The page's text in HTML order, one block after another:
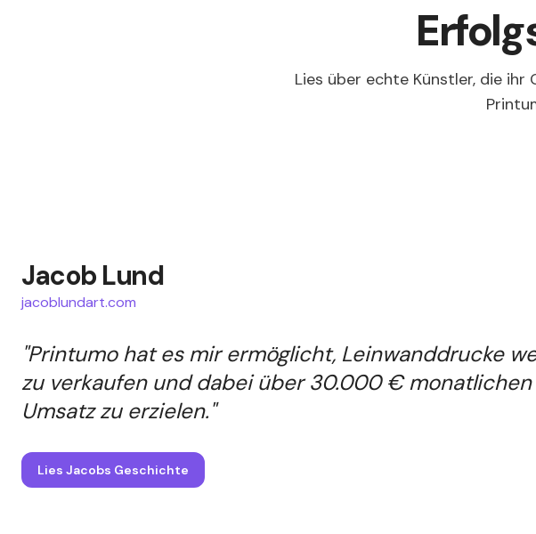
Lies über echte Künstler, die
Jacob Lund
jacoblundart.com
"Printumo hat es mir ermöglicht, Leinwanddrucke
zu verkaufen und dabei über 30.000 € monatlichen
Umsatz zu erzielen."
Lies Jacobs Geschichte